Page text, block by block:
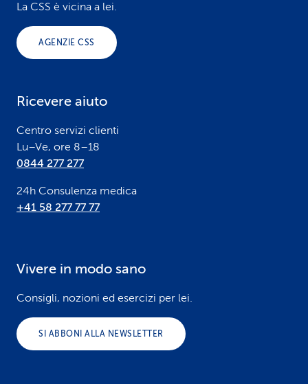
La CSS è vicina a lei.
AGENZIE CSS
Ricevere aiuto
Centro servizi clienti
Lu–Ve, ore 8–18
0844 277 277
24h Consulenza medica
+41 58 277 77 77
Vivere in modo sano
Consigli, nozioni ed esercizi per lei.
SI ABBONI ALLA NEWSLETTER